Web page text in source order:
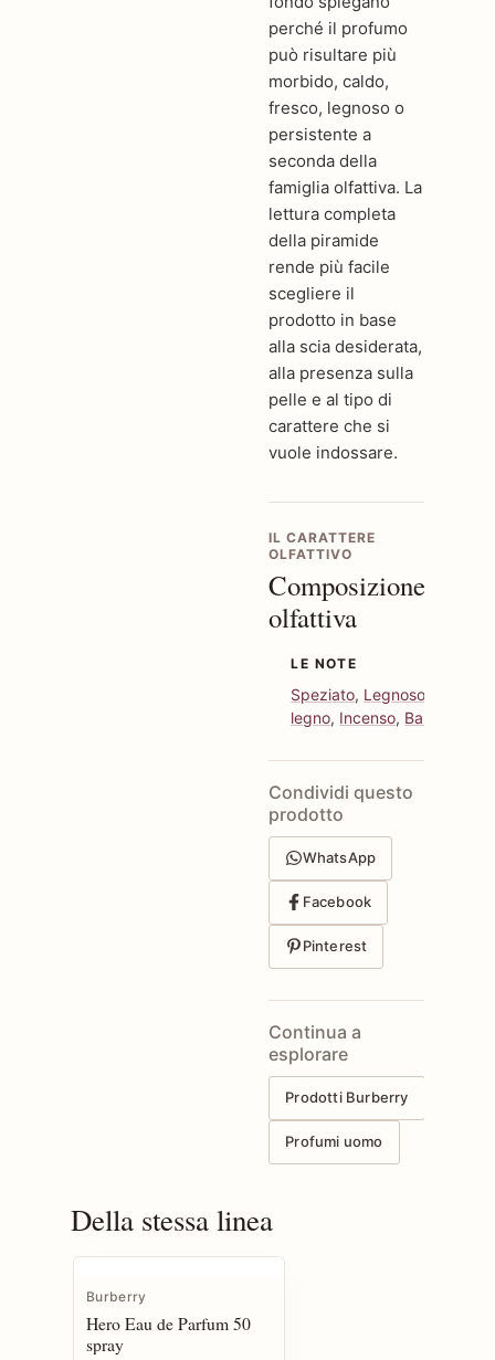
perché il profumo
può risultare più
morbido, caldo,
fresco, legnoso o
persistente a
seconda della
famiglia olfattiva. La
lettura completa
della piramide
rende più facile
scegliere il
prodotto in base
alla scia desiderata,
alla presenza sulla
pelle e al tipo di
carattere che si
vuole indossare.
IL CARATTERE
OLFATTIVO
Composizione
olfattiva
LE NOTE
Speziato, Legnoso
legno, Incenso, Balsamico
Condividi questo
prodotto
WhatsApp
Facebook
Pinterest
Continua a
esplorare
Prodotti Burberry
Profumi uomo
Della stessa linea
Burberry
Hero Eau de Parfum 50
spray